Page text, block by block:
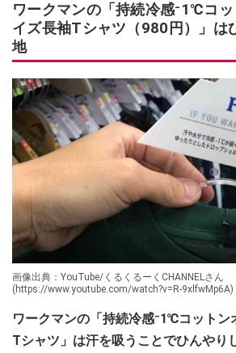
ワークマンの「持続冷感⁻1℃コ
イズ長袖Tシャツ（980円）」は
地
画像出典：YouTube/くるくるーくCHANNELさん
(https://www.youtube.com/watch?v=R-9xlfwMp6A)
ワークマンの「持続冷感⁻1℃コットン
Tシャツ」は汗を吸うことでひんやり